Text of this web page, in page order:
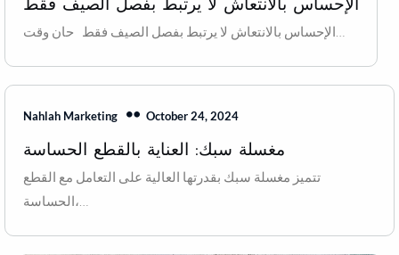
الإحساس بالانتعاش لا يرتبط بفصل الصيف فقط حان وقت…
Nahlah Marketing October 24, 2024
مغسلة سبك: العناية بالقطع الحساسة
تتميز مغسلة سبك بقدرتها العالية على التعامل مع القطع
الحساسة،…